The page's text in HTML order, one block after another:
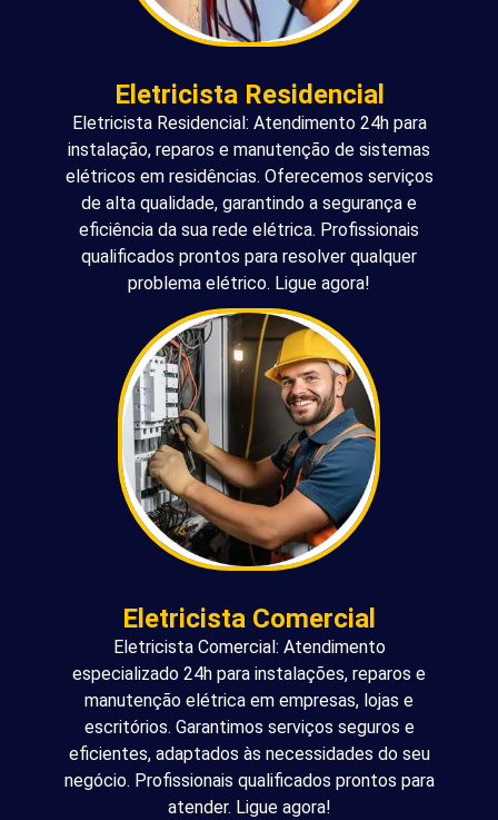
Eletricista Residencial
Eletricista Residencial: Atendimento 24h para
instalação, reparos e manutenção de sistemas
elétricos em residências. Oferecemos serviços
de alta qualidade, garantindo a segurança e
eficiência da sua rede elétrica. Profissionais
qualificados prontos para resolver qualquer
problema elétrico. Ligue agora!
Eletricista Comercial
Eletricista Comercial: Atendimento
especializado 24h para instalações, reparos e
manutenção elétrica em empresas, lojas e
escritórios. Garantimos serviços seguros e
eficientes, adaptados às necessidades do seu
negócio. Profissionais qualificados prontos para
atender. Ligue agora!